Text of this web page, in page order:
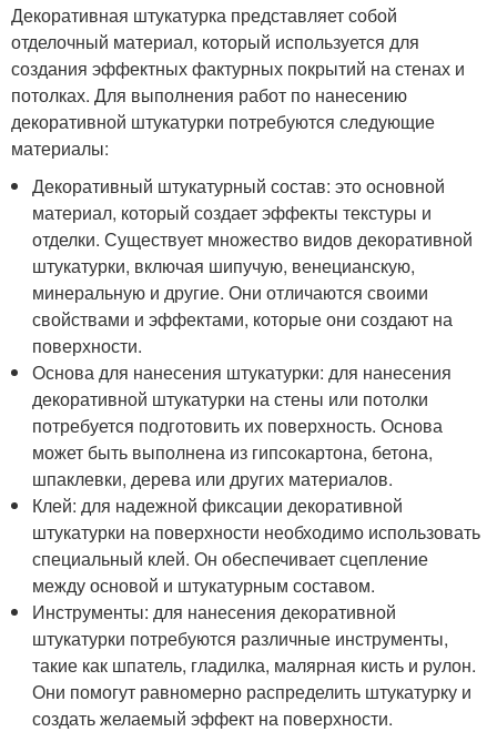
Декоративная штукатурка представляет собой
отделочный материал, который используется для
создания эффектных фактурных покрытий на стенах и
потолках. Для выполнения работ по нанесению
декоративной штукатурки потребуются следующие
материалы:
Декоративный штукатурный состав: это основной
материал, который создает эффекты текстуры и
отделки. Существует множество видов декоративной
штукатурки, включая шипучую, венецианскую,
минеральную и другие. Они отличаются своими
свойствами и эффектами, которые они создают на
поверхности.
Основа для нанесения штукатурки: для нанесения
декоративной штукатурки на стены или потолки
потребуется подготовить их поверхность. Основа
может быть выполнена из гипсокартона, бетона,
шпаклевки, дерева или других материалов.
Клей: для надежной фиксации декоративной
штукатурки на поверхности необходимо использовать
специальный клей. Он обеспечивает сцепление
между основой и штукатурным составом.
Инструменты: для нанесения декоративной
штукатурки потребуются различные инструменты,
такие как шпатель, гладилка, малярная кисть и рулон.
Они помогут равномерно распределить штукатурку и
создать желаемый эффект на поверхности.